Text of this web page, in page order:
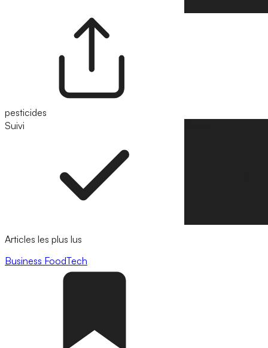
pesticides
Suivi
Articles les plus lus
Business FoodTech